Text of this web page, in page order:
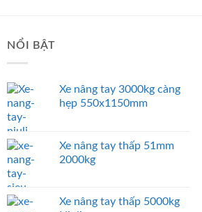
NỔI BẬT
Xe nâng tay 3000kg càng
hẹp 550x1150mm
Xe nâng tay thấp 51mm
2000kg
Xe nâng tay thấp 5000kg